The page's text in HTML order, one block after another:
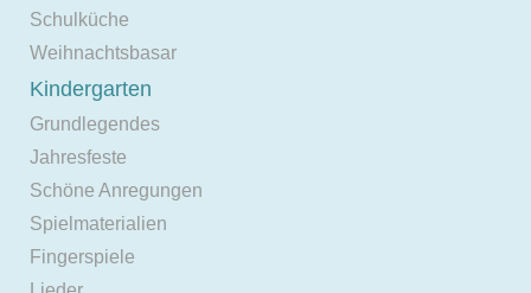
Schulküche
Weihnachtsbasar
Kindergarten
Grundlegendes
Jahresfeste
Schöne Anregungen
Spielmaterialien
Fingerspiele